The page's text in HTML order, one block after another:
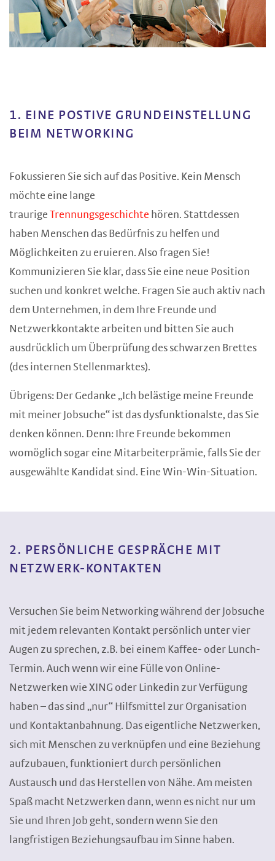
1. EINE POSTIVE GRUNDEINSTELLUNG
BEIM NETWORKING
Fokussieren Sie sich auf das Positive. Kein Mensch
möchte eine lange
traurige Trennungsgeschichte hören. Stattdessen
haben Menschen das Bedürfnis zu helfen und
Möglichkeiten zu eruieren. Also fragen Sie!
Kommunizieren Sie klar, dass Sie eine neue Position
suchen und konkret welche. Fragen Sie auch aktiv nach
dem Unternehmen, in dem Ihre Freunde und
Netzwerkkontakte arbeiten und bitten Sie auch
ausdrücklich um Überprüfung des schwarzen Brettes
(des internen Stellenmarktes).
Übrigens: Der Gedanke „Ich belästige meine Freunde
mit meiner Jobsuche“ ist das dysfunktionalste, das Sie
denken können. Denn: Ihre Freunde bekommen
womöglich sogar eine Mitarbeiterprämie, falls Sie der
ausgewählte Kandidat sind. Eine Win-Win-Situation.
2. PERSÖNLICHE GESPRÄCHE MIT
NETZWERK-KONTAKTEN
Versuchen Sie beim Networking während der Jobsuche
mit jedem relevanten Kontakt persönlich unter vier
Augen zu sprechen, z.B. bei einem Kaffee- oder Lunch-
Termin. Auch wenn wir eine Fülle von Online-
Netzwerken wie XING oder Linkedin zur Verfügung
haben – das sind „nur“ Hilfsmittel zur Organisation
und Kontaktanbahnung. Das eigentliche Netzwerken,
sich mit Menschen zu verknüpfen und eine Beziehung
aufzubauen, funktioniert durch persönlichen
Austausch und das Herstellen von Nähe. Am meisten
Spaß macht Netzwerken dann, wenn es nicht nur um
Sie und Ihren Job geht, sondern wenn Sie den
langfristigen Beziehungsaufbau im Sinne haben.